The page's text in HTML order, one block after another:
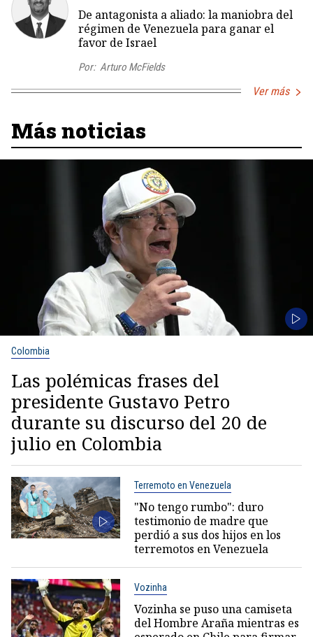
De antagonista a aliado: la maniobra del
régimen de Venezuela para ganar el
favor de Israel
Por: Arturo McFields
Ver más
Más noticias
Colombia
Las polémicas frases del
presidente Gustavo Petro
durante su discurso del 20 de
julio en Colombia
Terremoto en Venezuela
"No tengo rumbo": duro
testimonio de madre que
perdió a sus dos hijos en los
terremotos en Venezuela
Vozinha
Vozinha se puso una camiseta
del Hombre Araña mientras es